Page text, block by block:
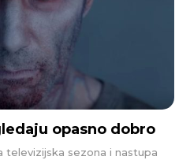
opasno dobro
televizijska sezona i nastupa